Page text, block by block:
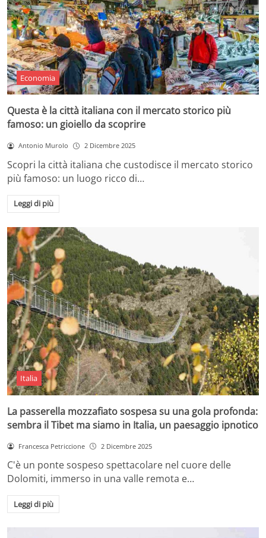
Economia
Questa è la città italiana con il mercato storico più
famoso: un gioiello da scoprire
Antonio Murolo 2 Dicembre 2025
Scopri la città italiana che custodisce il mercato storico
più famoso: un luogo ricco di…
Leggi di più
Italia
La passerella mozzafiato sospesa su una gola profonda:
sembra il Tibet ma siamo in Italia, un paesaggio ipnotico
Francesca Petriccione 2 Dicembre 2025
C'è un ponte sospeso spettacolare nel cuore delle
Dolomiti, immerso in una valle remota e…
Leggi di più